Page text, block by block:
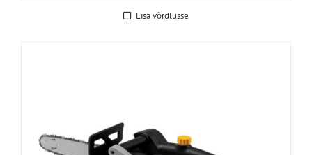
Lisa võrdlusse